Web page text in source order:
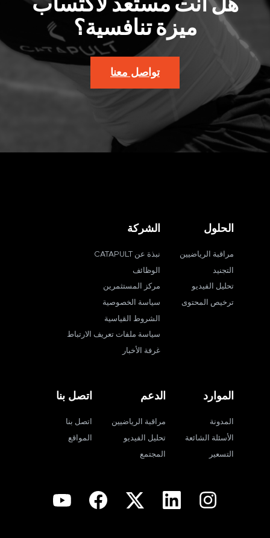
هل أنت مستعد لاكتساب
ميزة تنافسية؟
تواصل معنا
الحلول
مراقبة الرياضيين
التجنيد
تحليل الفيديو
ترخيص المحتوى
الشركة
نبذة عن CATAPULT
الوظائف
مركز المستثمرين
سياسة الخصوصية
الشروط القياسية
سياسة ملفات تعريف الارتباط
غرفة الأخبار
الموارد
المدونة
الأسئلة الشائعة
التسعير
الدعم
مراقبة الرياضيين
تحليل الفيديو
المجتمع
اتصل بنا
اتصل بنا
المواقع